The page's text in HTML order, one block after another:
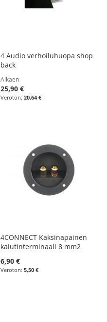
4 Audio verhoiluhuopa shop
back
Alkaen
25,90 €
20,64 €
4CONNECT Kaksinapainen
kaiutinterminaali 8 mm2
6,90 €
5,50 €